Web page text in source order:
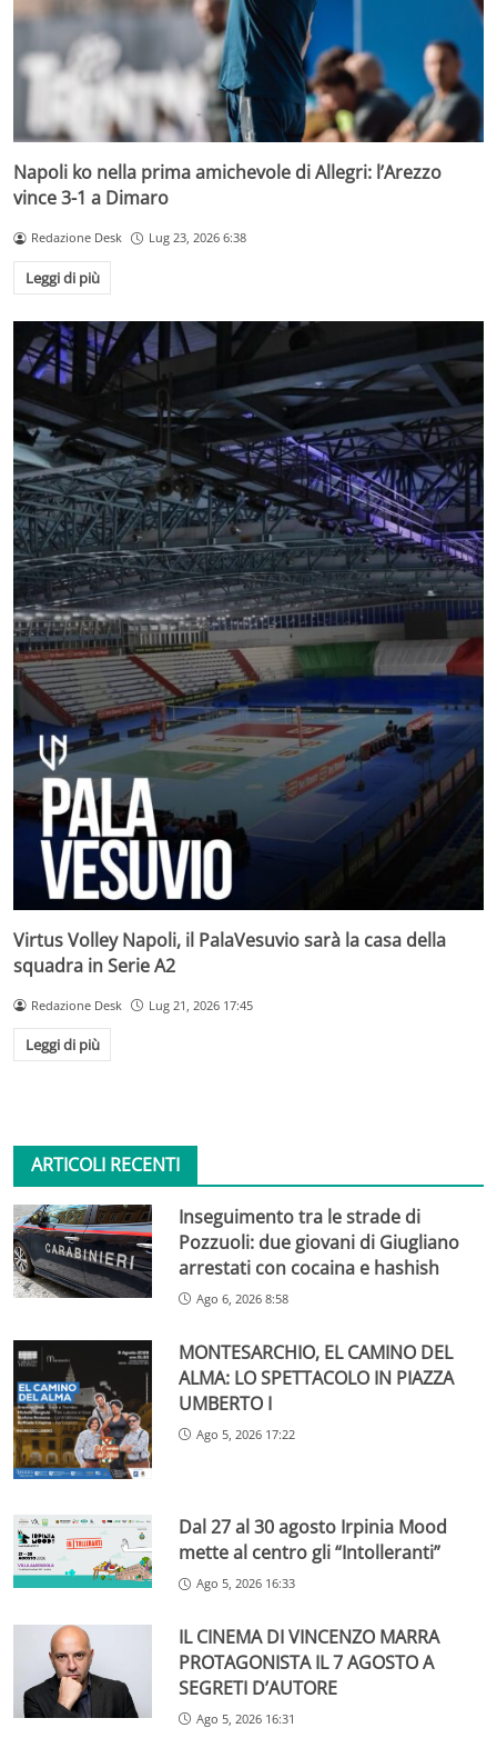
Napoli ko nella prima amichevole di Allegri: l’Arezzo
vince 3-1 a Dimaro
Redazione Desk Lug 23, 2026 6:38
Leggi di più
Virtus Volley Napoli, il PalaVesuvio sarà la casa della
squadra in Serie A2
Redazione Desk Lug 21, 2026 17:45
Leggi di più
ARTICOLI RECENTI
Inseguimento tra le strade di
Pozzuoli: due giovani di Giugliano
arrestati con cocaina e hashish
Ago 6, 2026 8:58
MONTESARCHIO, EL CAMINO DEL
ALMA: LO SPETTACOLO IN PIAZZA
UMBERTO I
Ago 5, 2026 17:22
Dal 27 al 30 agosto Irpinia Mood
mette al centro gli “Intolleranti”
Ago 5, 2026 16:33
IL CINEMA DI VINCENZO MARRA
PROTAGONISTA IL 7 AGOSTO A
SEGRETI D’AUTORE
Ago 5, 2026 16:31